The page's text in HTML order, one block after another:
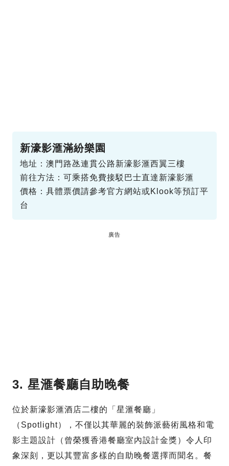
新濠影滙滿紛樂園
地址：澳門路氹連貫公路新濠影滙西翼三樓
前往方法：可乘搭免費接駁巴士直達新濠影滙
價格：具體票價請參考官方網站或Klook等預訂平
台
廣告
3. 星滙餐廳自助晚餐
位於新濠影滙酒店二樓的「星滙餐廳」
（Spotlight），不僅以其華麗的裝飾派藝術風格和電
影主題設計（曾榮獲香港餐廳室內設計金獎）令人印
象深刻，更以其豐富多樣的自助晚餐選擇而聞名。餐